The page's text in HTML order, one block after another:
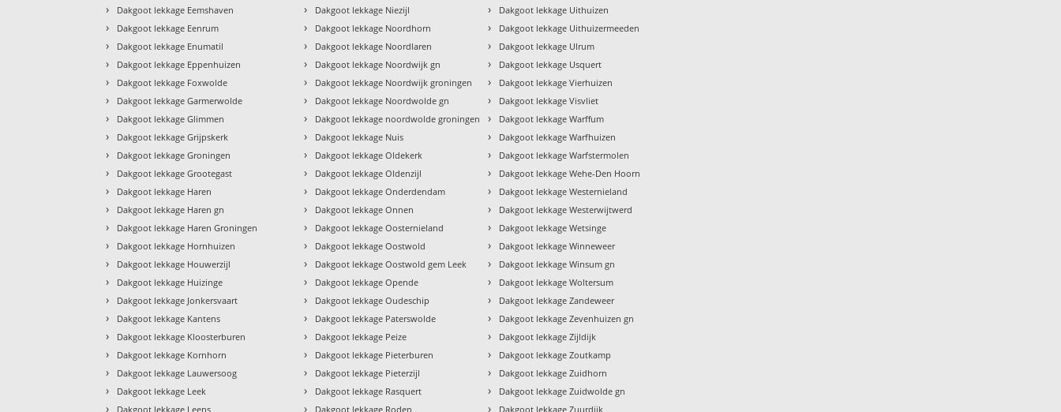
› Dakgoot lekkage Eemshaven
› Dakgoot lekkage Eenrum
› Dakgoot lekkage Enumatil
› Dakgoot lekkage Eppenhuizen
› Dakgoot lekkage Foxwolde
› Dakgoot lekkage Garmerwolde
› Dakgoot lekkage Glimmen
› Dakgoot lekkage Grijpskerk
› Dakgoot lekkage Groningen
› Dakgoot lekkage Grootegast
› Dakgoot lekkage Haren
› Dakgoot lekkage Haren gn
› Dakgoot lekkage Haren Groningen
› Dakgoot lekkage Hornhuizen
› Dakgoot lekkage Houwerzijl
› Dakgoot lekkage Huizinge
› Dakgoot lekkage Jonkersvaart
› Dakgoot lekkage Kantens
› Dakgoot lekkage Kloosterburen
› Dakgoot lekkage Kornhorn
› Dakgoot lekkage Lauwersoog
› Dakgoot lekkage Leek
› Dakgoot lekkage Leens
› Dakgoot lekkage Niezijl
› Dakgoot lekkage Noordhorn
› Dakgoot lekkage Noordlaren
› Dakgoot lekkage Noordwijk gn
› Dakgoot lekkage Noordwijk groningen
› Dakgoot lekkage Noordwolde gn
› Dakgoot lekkage noordwolde groningen
› Dakgoot lekkage Nuis
› Dakgoot lekkage Oldekerk
› Dakgoot lekkage Oldenzijl
› Dakgoot lekkage Onderdendam
› Dakgoot lekkage Onnen
› Dakgoot lekkage Oosternieland
› Dakgoot lekkage Oostwold
› Dakgoot lekkage Oostwold gem Leek
› Dakgoot lekkage Opende
› Dakgoot lekkage Oudeschip
› Dakgoot lekkage Paterswolde
› Dakgoot lekkage Peize
› Dakgoot lekkage Pieterburen
› Dakgoot lekkage Pieterzijl
› Dakgoot lekkage Rasquert
› Dakgoot lekkage Roden
› Dakgoot lekkage Uithuizen
› Dakgoot lekkage Uithuizermeeden
› Dakgoot lekkage Ulrum
› Dakgoot lekkage Usquert
› Dakgoot lekkage Vierhuizen
› Dakgoot lekkage Visvliet
› Dakgoot lekkage Warffum
› Dakgoot lekkage Warfhuizen
› Dakgoot lekkage Warfstermolen
› Dakgoot lekkage Wehe-Den Hoorn
› Dakgoot lekkage Westernieland
› Dakgoot lekkage Westerwijtwerd
› Dakgoot lekkage Wetsinge
› Dakgoot lekkage Winneweer
› Dakgoot lekkage Winsum gn
› Dakgoot lekkage Woltersum
› Dakgoot lekkage Zandeweer
› Dakgoot lekkage Zevenhuizen gn
› Dakgoot lekkage Zijldijk
› Dakgoot lekkage Zoutkamp
› Dakgoot lekkage Zuidhorn
› Dakgoot lekkage Zuidwolde gn
› Dakgoot lekkage Zuurdijk